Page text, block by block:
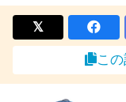
この